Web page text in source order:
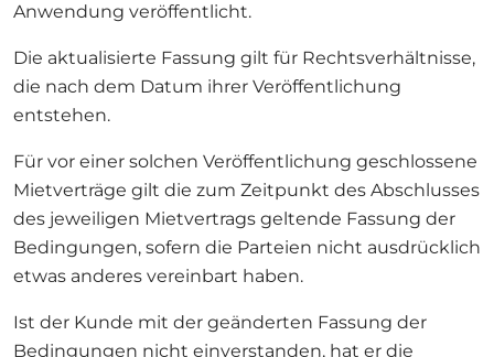
Anwendung veröffentlicht.
Die aktualisierte Fassung gilt für Rechtsverhältnisse,
die nach dem Datum ihrer Veröffentlichung
entstehen.
Für vor einer solchen Veröffentlichung geschlossene
Mietverträge gilt die zum Zeitpunkt des Abschlusses
des jeweiligen Mietvertrags geltende Fassung der
Bedingungen, sofern die Parteien nicht ausdrücklich
etwas anderes vereinbart haben.
Ist der Kunde mit der geänderten Fassung der
Bedingungen nicht einverstanden, hat er die